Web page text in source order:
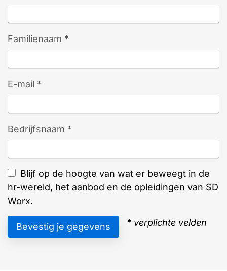
Familienaam *
E-mail *
Bedrijfsnaam *
Blijf op de hoogte van wat er beweegt in de
hr-wereld, het aanbod en de opleidingen van SD
Worx.
* verplichte velden